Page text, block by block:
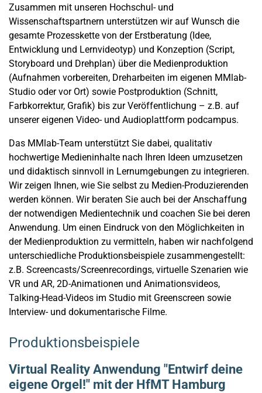
Zusammen mit unseren Hochschul- und
Wissenschaftspartnern unterstützen wir auf Wunsch die
gesamte Prozesskette von der Erstberatung (Idee,
Entwicklung und Lernvideotyp) und Konzeption (Script,
Storyboard und Drehplan) über die Medienproduktion
(Aufnahmen vorbereiten, Dreharbeiten im eigenen MMlab-
Studio oder vor Ort) sowie Postproduktion (Schnitt,
Farbkorrektur, Grafik) bis zur Veröffentlichung – z.B. auf
unserer eigenen Video- und Audioplattform podcampus.
Das MMlab-Team unterstützt Sie dabei, qualitativ
hochwertige Medieninhalte nach Ihren Ideen umzusetzen
und didaktisch sinnvoll in Lernumgebungen zu integrieren.
Wir zeigen Ihnen, wie Sie selbst zu Medien-Produzierenden
werden können. Wir beraten Sie auch bei der Anschaffung
der notwendigen Medientechnik und coachen Sie bei deren
Anwendung. Um einen Eindruck von den Möglichkeiten in
der Medienproduktion zu vermitteln, haben wir nachfolgend
unterschiedliche Produktionsbeispiele zusammengestellt:
z.B. Screencasts/Screenrecordings, virtuelle Szenarien wie
VR und AR, 2D-Animationen und Animationsvideos,
Talking-Head-Videos im Studio mit Greenscreen sowie
Interview- und dokumentarische Filme.
Produktionsbeispiele
Virtual Reality Anwendung "Entwirf deine
eigene Orgel!" mit der HfMT Hamburg